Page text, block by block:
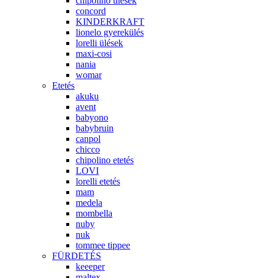
concord
KINDERKRAFT
lionelo gyerekülés
lorelli ülések
maxi-cosi
nania
womar
Etetés
akuku
avent
babyono
babybruin
canpol
chicco
chipolino etetés
LOVI
lorelli etetés
mam
medela
mombella
nuby
nuk
tommee tippee
FÜRDETÉS
keeeper